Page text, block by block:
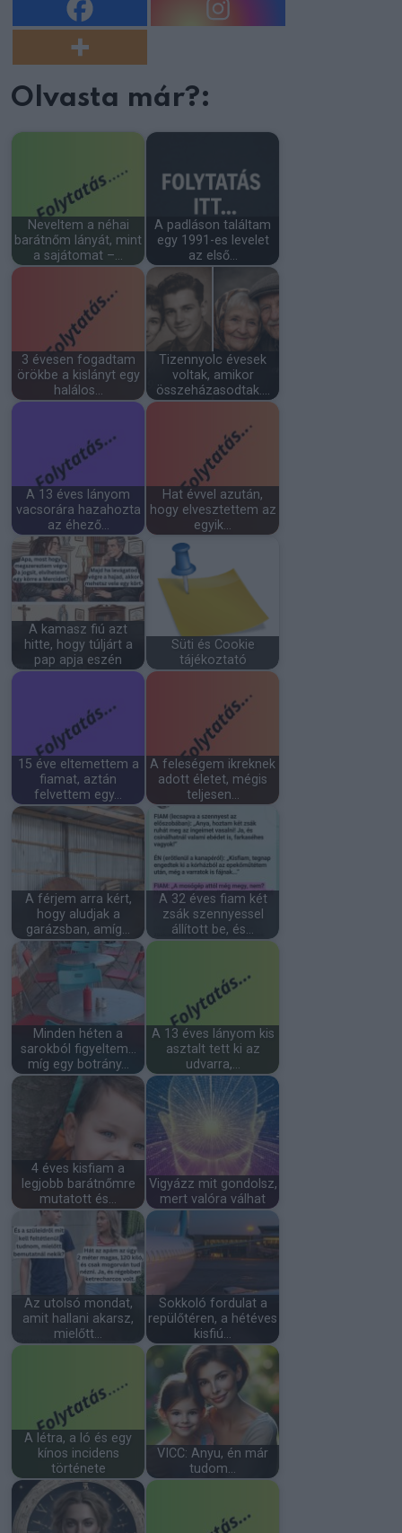
Olvasta már?:
Neveltem a néhai
barátnőm lányát, mint
a sajátomat –…
A padláson találtam
egy 1991-es levelet
az első…
3 évesen fogadtam
örökbe a kislányt egy
halálos…
Tizennyolc évesek
voltak, amikor
összeházasodtak.…
A 13 éves lányom
vacsorára hazahozta
az éhező…
Hat évvel azután,
hogy elvesztettem az
egyik…
A kamasz fiú azt
hitte, hogy túljárt a
pap apja eszén
Süti és Cookie
tájékoztató
15 éve eltemettem a
fiamat, aztán
felvettem egy…
A feleségem ikreknek
adott életet, mégis
teljesen…
A férjem arra kért,
hogy aludjak a
garázsban, amíg…
A 32 éves fiam két
zsák szennyessel
állított be, és…
Minden héten a
sarokból figyeltem…
míg egy botrány…
A 13 éves lányom kis
asztalt tett ki az
udvarra,…
4 éves kisfiam a
legjobb barátnőmre
mutatott és…
Vigyázz mit gondolsz,
mert valóra válhat
Az utolsó mondat,
amit hallani akarsz,
mielőtt…
Sokkoló fordulat a
repülőtéren, a hétéves
kisfiú…
A létra, a ló és egy
kínos incidens
története
VICC: Anyu, én már
tudom...